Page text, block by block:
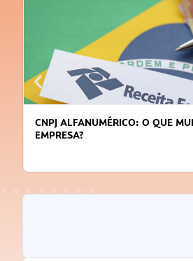
CNPJ ALFANUMÉRICO: O QUE
EMPRESA?